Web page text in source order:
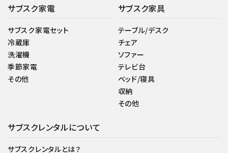
サブスク家電
サブスク家電セット
冷蔵庫
洗濯機
季節家電
その他
サブスク家具
テーブル/デスク
チェア
ソファー
テレビ台
ベッド/寝具
収納
その他
サブスクレンタルについて
サブスクレンタルとは？